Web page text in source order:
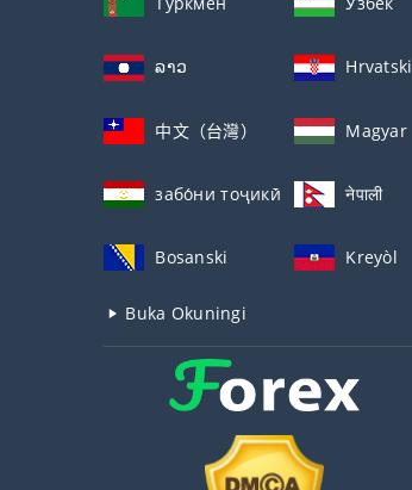
ລາວ Hrvatski
中文（台灣） Magyar
забо́ни тоҷикӣ́ नेपाली
Bosanski Kreyòl
Buka Okuningi